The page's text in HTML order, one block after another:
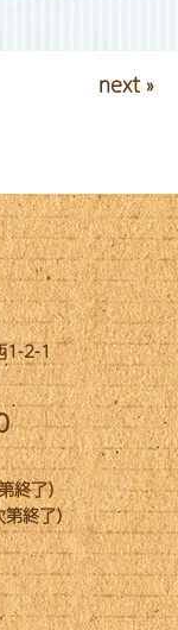
next »
1-2-1
終了）
終了）